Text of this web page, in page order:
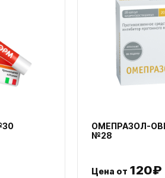
ОМЕПРАЗОЛ-
№28
Цена от 120₽